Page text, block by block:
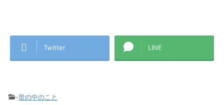
Twitter LINE
-世の中のこと